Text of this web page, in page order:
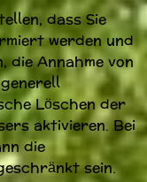
dass Sie
werden und
die Annahme von
Löschen der
aktivieren. Bei
die
sein.